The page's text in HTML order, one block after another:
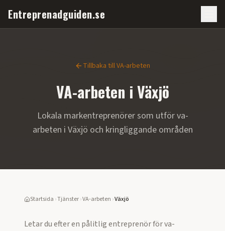
Entreprenadguiden.se
Tillbaka tillVA-arbeten
VA-arbeten i Växjö
Lokala markentreprenörer som utförva-
arbeten i Växjö och kringliggande områden
Startsida ›Tjänster›VA-arbeten ›Växjö
Letar du efter en pålitlig entreprenör förva-